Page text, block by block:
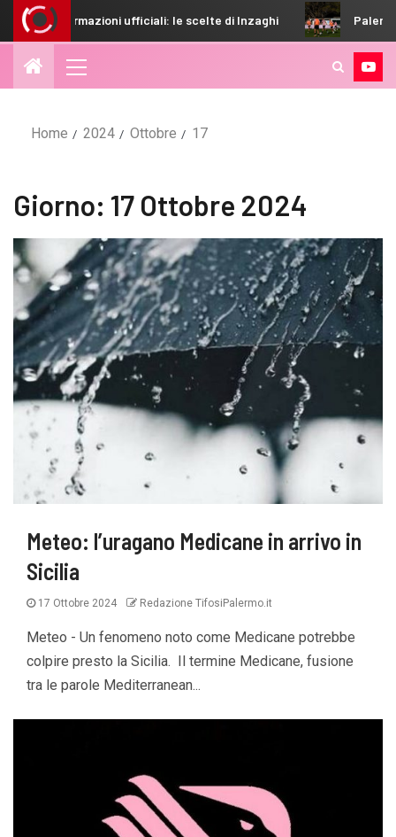
ufficiali: le scelte di Inzaghi Palermo-Melbourne City:
Home 2024 Ottobre 17
Giorno: 17 Ottobre 2024
Meteo: l’uragano Medicane in arrivo in
Sicilia
17 Ottobre 2024 Redazione TifosiPalermo.it
Meteo - Un fenomeno noto come Medicane potrebbe
colpire presto la Sicilia. Il termine Medicane, fusione
tra le parole Mediterranean...